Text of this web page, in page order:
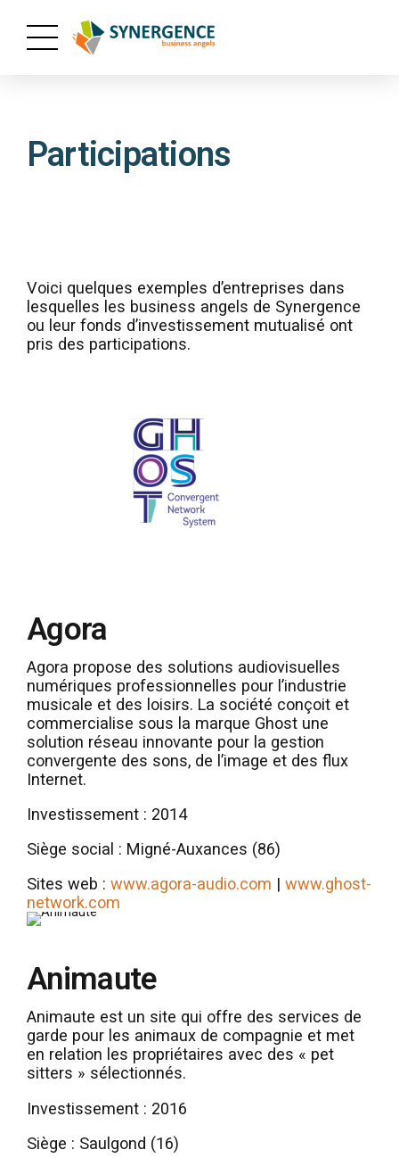
Participations
Voici quelques exemples d’entreprises dans
lesquelles les business angels de Synergence
ou leur fonds d’investissement mutualisé ont
pris des participations.
Agora
Agora propose des solutions audiovisuelles
numériques professionnelles pour l’industrie
musicale et des loisirs. La société conçoit et
commercialise sous la marque Ghost une
solution réseau innovante pour la gestion
convergente des sons, de l’image et des flux
Internet.
Investissement : 2014
Siège social : Migné-Auxances (86)
Sites web : www.agora-audio.com | www.ghost-
network.com
Animaute
Animaute est un site qui offre des services de
garde pour les animaux de compagnie et met
en relation les propriétaires avec des « pet
sitters » sélectionnés.
Investissement : 2016
Siège : Saulgond (16)